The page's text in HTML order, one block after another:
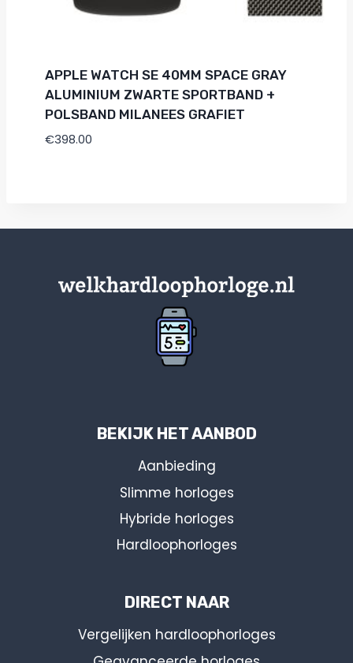
APPLE WATCH SE 40MM SPACE GRAY
ALUMINIUM ZWARTE SPORTBAND +
POLSBAND MILANEES GRAFIET
€398.00
BEKIJK HET AANBOD
Aanbieding
Slimme horloges
Hybride horloges
Hardloophorloges
DIRECT NAAR
Vergelijken hardloophorloges